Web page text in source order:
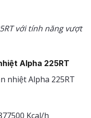
với tính năng vượt
Alpha 225RT
nhiệt Alpha 225RT
Kcal/h